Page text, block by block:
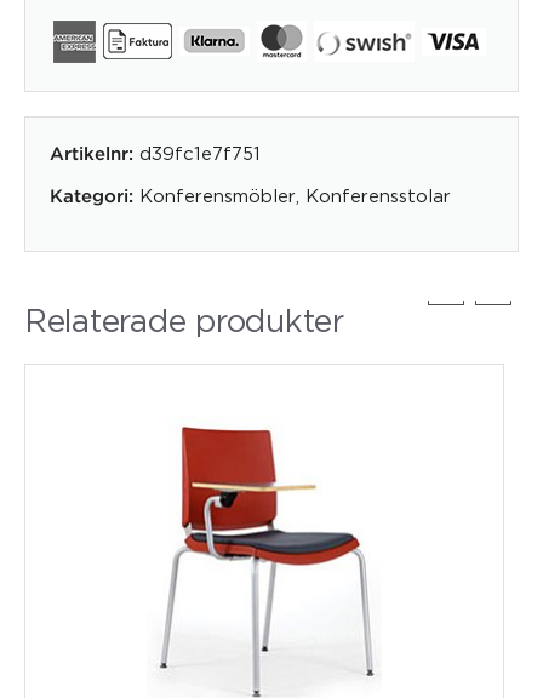
Artikelnr: d39fc1e7f751
Kategori: Konferensmöbler Konferensstolar
Relaterade produkter